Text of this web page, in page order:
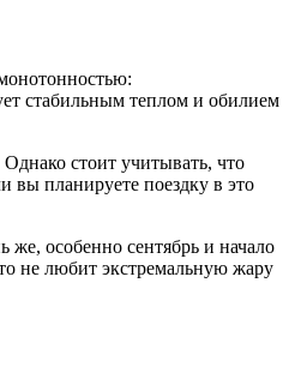
стабильным теплом и обилием
стоит учитывать, что
вы планируете поездку в это
же, особенно сентябрь и начало
не любит экстремальную жару